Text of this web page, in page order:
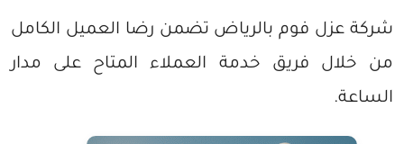
شركة عزل فوم بالرياض تضمن رضا العميل الكامل
من خلال فريق خدمة العملاء المتاح على مدار
الساعة.